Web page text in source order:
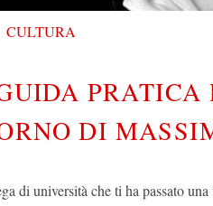
CULTURA
PRATICA
DI
di università che ti ha passato